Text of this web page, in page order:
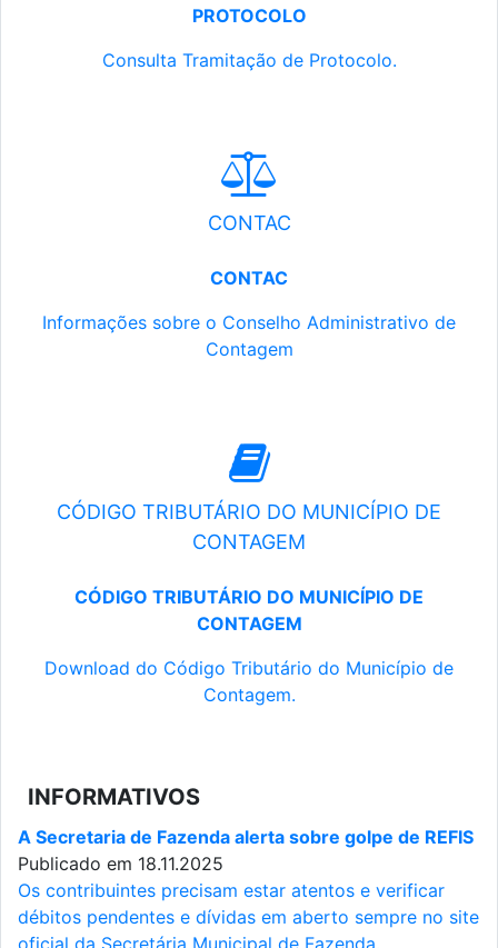
PROTOCOLO
Consulta Tramitação de Protocolo.
CONTAC
CONTAC
Informações sobre o Conselho Administrativo de
Contagem
CÓDIGO TRIBUTÁRIO DO MUNICÍPIO DE
CONTAGEM
CÓDIGO TRIBUTÁRIO DO MUNICÍPIO DE
CONTAGEM
Download do Código Tributário do Município de
Contagem.
INFORMATIVOS
A Secretaria de Fazenda alerta sobre golpe de REFIS
Publicado em 18.11.2025
Os contribuintes precisam estar atentos e verificar
débitos pendentes e dívidas em aberto sempre no site